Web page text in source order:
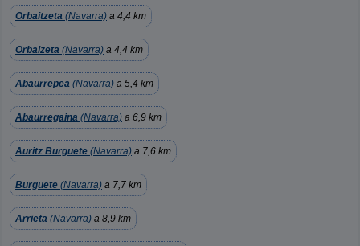
Orbaitzeta (Navarra) a 4,4 km
Orbaizeta (Navarra) a 4,4 km
Abaurrepea (Navarra) a 5,4 km
Abaurregaina (Navarra) a 6,9 km
Auritz Burguete (Navarra) a 7,6 km
Burguete (Navarra) a 7,7 km
Arrieta (Navarra) a 8,9 km